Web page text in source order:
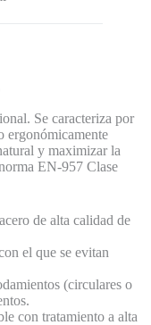
Se caracteriza por
ergonómicamente
y maximizar la
EN-957 Clase
de alta calidad de
el que se evitan
(circulares o
con tratamiento a alta